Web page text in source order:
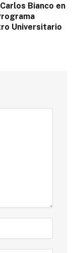
Bianco en
Universitario